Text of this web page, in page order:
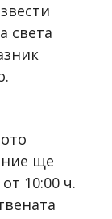
света
ще
10:00 ч.